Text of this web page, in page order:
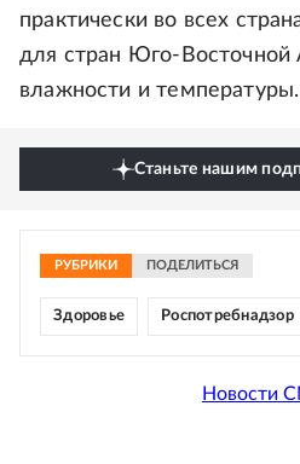
практически во всех
для стран Юго-Восточной
влажности и температуры.
Станьте нашим
РУБРИКИ ПОДЕЛИТЬСЯ
Здоровье Роспотребнадзор
Новости